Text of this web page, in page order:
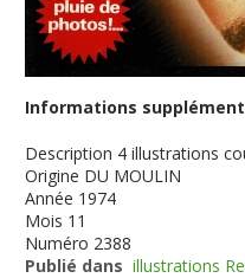
Informations
Description 4 illustrations
Origine DU MOULIN
Année 1974
Mois 11
Numéro 2388
Publié dans illustrations